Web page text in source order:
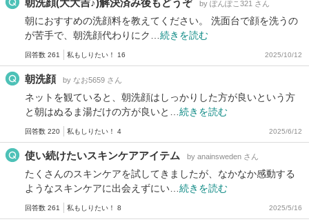
by ぽんぽこ321 さん
朝におすすめの洗顔料を教えてください。 洗面台で顔を洗うの
が苦手で、朝洗顔代わりにク… 続きを読む
回答数 261 私もしりたい！ 16 2025/10/12
朝洗顔 by なお5659 さん
ネットを観ていると、朝洗顔はしっかりした方が良いという方
と朝はぬるま湯だけの方が良いと… 続きを読む
回答数 220 私もしりたい！ 4 2025/6/12
使い続けたいスキンケアアイテム by anainsweden さん
たくさんのスキンケアを試してきましたが、なかなか感動する
ようなスキンケアに出会えずにい… 続きを読む
回答数 261 私もしりたい！ 8 2025/5/16